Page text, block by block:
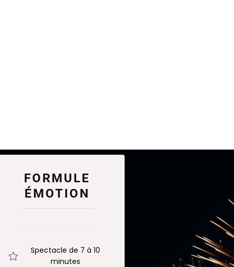
FORMULE
ÉMOTION
Spectacle de 7 à 10
minutes